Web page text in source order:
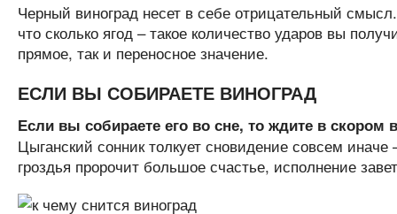
Черный виноград несет в себе отрицательный
что сколько ягод – такое количество ударов вы
прямое, так и переносное значение.
ЕСЛИ ВЫ СОБИРАЕТЕ ВИНОГРАД
Если вы собираете его во сне, то ждите в
Цыганский сонник толкует сновидение совсем
гроздья пророчит большое счастье, исполнение